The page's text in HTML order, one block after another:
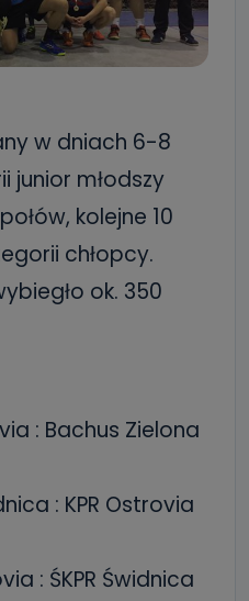
w dniach 6-8
junior młodszy
kolejne 10
chłopcy.
ok. 350
: Bachus Zielona
: KPR Ostrovia
: ŚKPR Świdnica